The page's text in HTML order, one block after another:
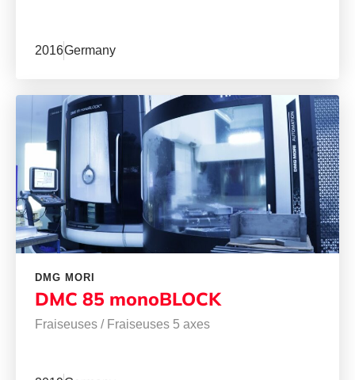
2016Germany
DMG MORI
DMC 85 monoBLOCK
Fraiseuses / Fraiseuses 5 axes